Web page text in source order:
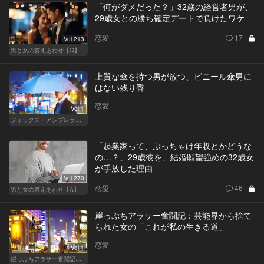
Vol.213
男と女の答えあわせ【Q】
「何がダメだった？」32歳の経営者男が、
29歳女との勝ち確定デートで負けたワケ
恋愛 17
Vol.1
フォックス・アンブレラの男
上質な傘を持つ男が放つ、ビニール傘男に
はない残り香
恋愛
Vol.270
男と女の答えあわせ【A】
「起業家って、ぶっちゃけ年収とかどうな
の…？」29歳彼を、結婚願望強めの32歳女
が手放した理由
恋愛 46
Vol.1
崖っぷちアラサー奮闘記 written by 内埜さくら
崖っぷちアラサー奮闘記：芸能界から捨て
られた女の「これが私の生きる道」
恋愛